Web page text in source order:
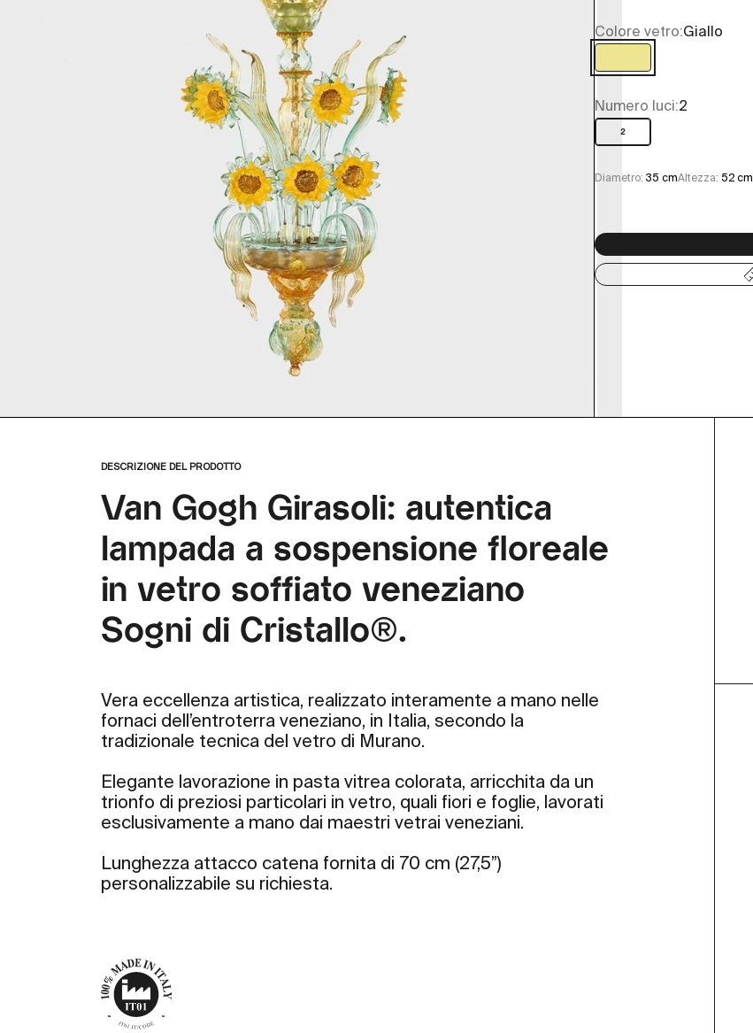
Colore vetro:Giallo
Giallo
Numero luci:2
2
Diametro: 35 cmAltezza: 52 cm
DESCRIZIONE DEL PRODOTTO
Van Gogh Girasoli: autentica
lampada a sospensione floreale
in vetro soffiato veneziano
Sogni di Cristallo®.
Vera eccellenza artistica, realizzato interamente a mano nelle
fornaci dell’entroterra veneziano, in Italia, secondo la
tradizionale tecnica del vetro di Murano.
Elegante lavorazione in pasta vitrea colorata, arricchita da un
trionfo di preziosi particolari in vetro, quali fiori e foglie, lavorati
esclusivamente a mano dai maestri vetrai veneziani.
Lunghezza attacco catena fornita di 70 cm (27,5”)
personalizzabile su richiesta.